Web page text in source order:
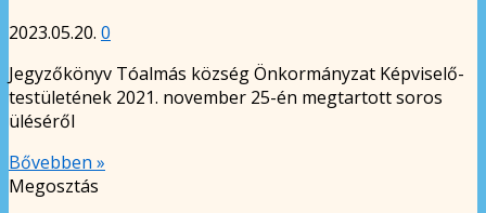
2023.05.20. 0
Jegyzőkönyv Tóalmás község Önkormányzat Képviselő-
testületének 2021. november 25-én megtartott soros
üléséről
Bővebben »
Megosztás